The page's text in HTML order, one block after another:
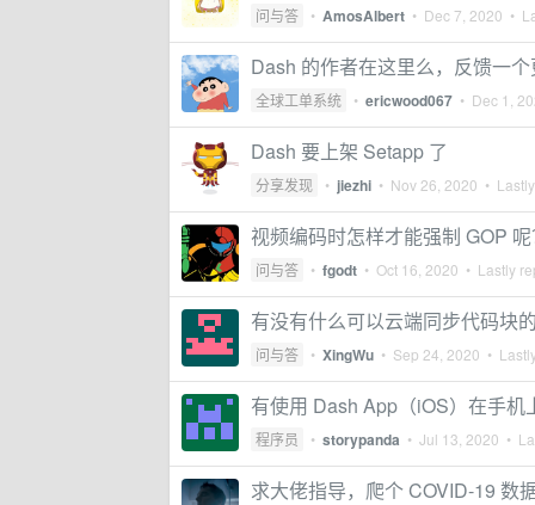
问与答 • AmosAlbert • Dec 7, 2020 •
Dash 的作者在这里么，反馈一
全球工单系统 • ericwood067 • Dec 1,
Dash 要上架 Setapp 了
分享发现 • jiezhi • Nov 26, 2020 •
视频编码时怎样才能强制 GOP
问与答 • fgodt • Oct 16, 2020 • Lastly
有没有什么可以云端同步代码块
问与答 • XingWu • Sep 24, 2020 •
有使用 Dash App（iOS）在手
程序员 • storypanda • Jul 13, 2020 •
求大佬指导，爬个 COVID-19 数